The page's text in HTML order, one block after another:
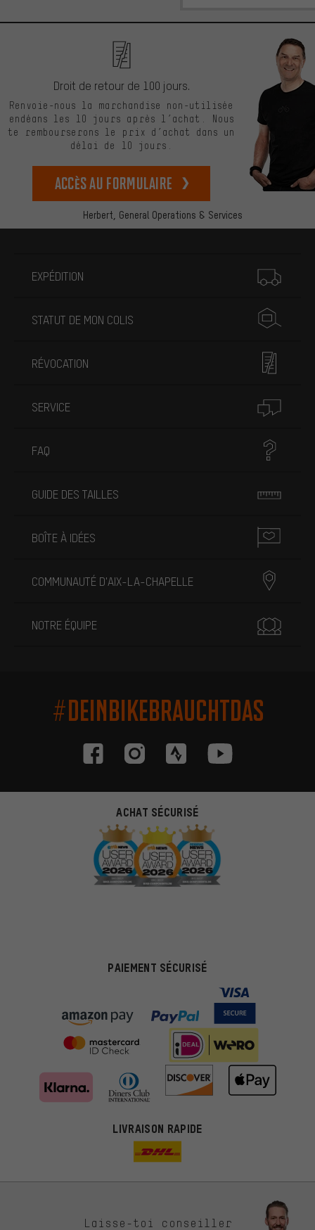
Herbert, General Operations & Services
Droit de retour de 100 jours.
Renvoie-nous la marchandise non-utilisée
endéans les 10 jours après l’achat. Nous
te rembourserons le prix d’achat dans un
délai de 10 jours.
Accès au formulaire
EXPÉDITION
STATUT DE MON COLIS
RÉVOCATION
SERVICE
FAQ
GUIDE DES TAILLES
BOÎTE À IDÉES
COMMUNAUTÉ D'AIX-LA-CHAPELLE
NOTRE ÉQUIPE
#DEINBIKEBRAUCHTDAS
ACHAT SÉCURISÉ
PAIEMENT SÉCURISÉ
LIVRAISON RAPIDE
Laisse-toi conseiller
Des offres plus adaptées